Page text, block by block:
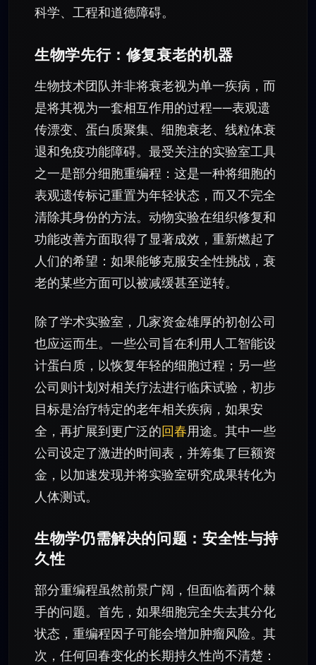
科学、工程和道德障碍。
生物学先行：修复衰老的机器
生物技术团队并非将衰老视为单一疾病，而
是将其视为一套相互作用的过程——表观遗
传漂变、蛋白质聚集、细胞衰老、线粒体衰
退和免疫功能障碍。最受关注的实验室工具
之一是部分细胞重编程：这是一种将细胞的
表观遗传标记重置为年轻状态，而又不完全
清除其身份的方法。动物实验在组织修复和
功能改善方面取得了显著成效，重新燃起了
人们的希望：如果能够克服安全性挑战，衰
老的某些方面可以被减缓甚至逆转。
除了学术实验室，几家资金雄厚的初创公司
也应运而生。一些公司旨在利用人工智能设
计蛋白质，以恢复年轻的细胞过程；另一些
公司则计划对相关疗法进行临床试验，初步
目标是治疗特定的老年相关疾病，如果安
全，再扩展到更广泛的回春用途。其中一些
公司设定了激进的时间表，并筹集了巨额资
金，以加速发现并将实验室研究成果转化为
人体测试。
生物学仍需解决的问题：安全性与持
久性
部分重编程虽然前景广阔，但面临着两个棘
手的问题。首先，如果细胞完全失去其分化
状态，重编程因子可能会增加肿瘤风险。其
次，任何回春变化的长期持久性尚不清楚：